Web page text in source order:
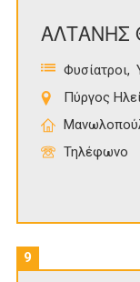
ΑΛΤΑΝΗΣ
Φυσίατροι
Πύργος
Τηλέφωνο
9